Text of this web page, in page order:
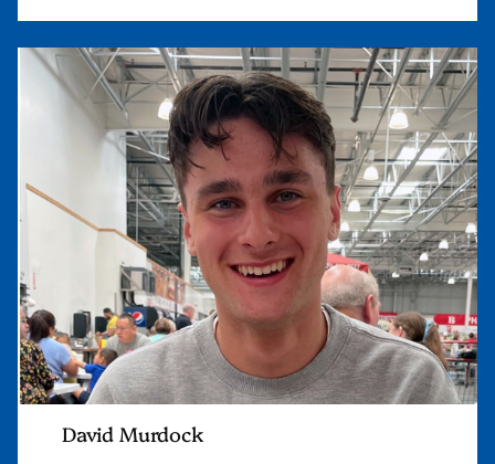
David Murdock
Read
article
"David
Murdock"